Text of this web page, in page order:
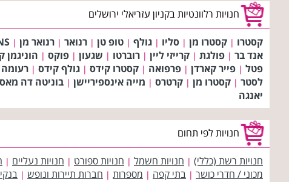
חנויות רלוונטיות בקניון עזריאלי ירושלים
קסטרו | קסטרו מן | סליו | גולף | טופ טן | רנואר | רנואר מן |
אנד בר | פולגת | קרייזי ליין | רוברטו | שגעון | פוקס | הוניגמן
פטל | פייר קארדן | פרפואה | קסטרו קידס | גולף קידס | רעומה
לסטר | קסטרו מן | קרטרס | מייה אינספיריישן | בוניטה דה מאס
יאנגה
חנויות לפי תחום
חנויות רשת (כללי) | חנויות חשמל | חנויות ספורט | חנויות נעליים |
מכוני / חדרי כושר | בתי קפה | מספרות | חברות תיירות ונופש |